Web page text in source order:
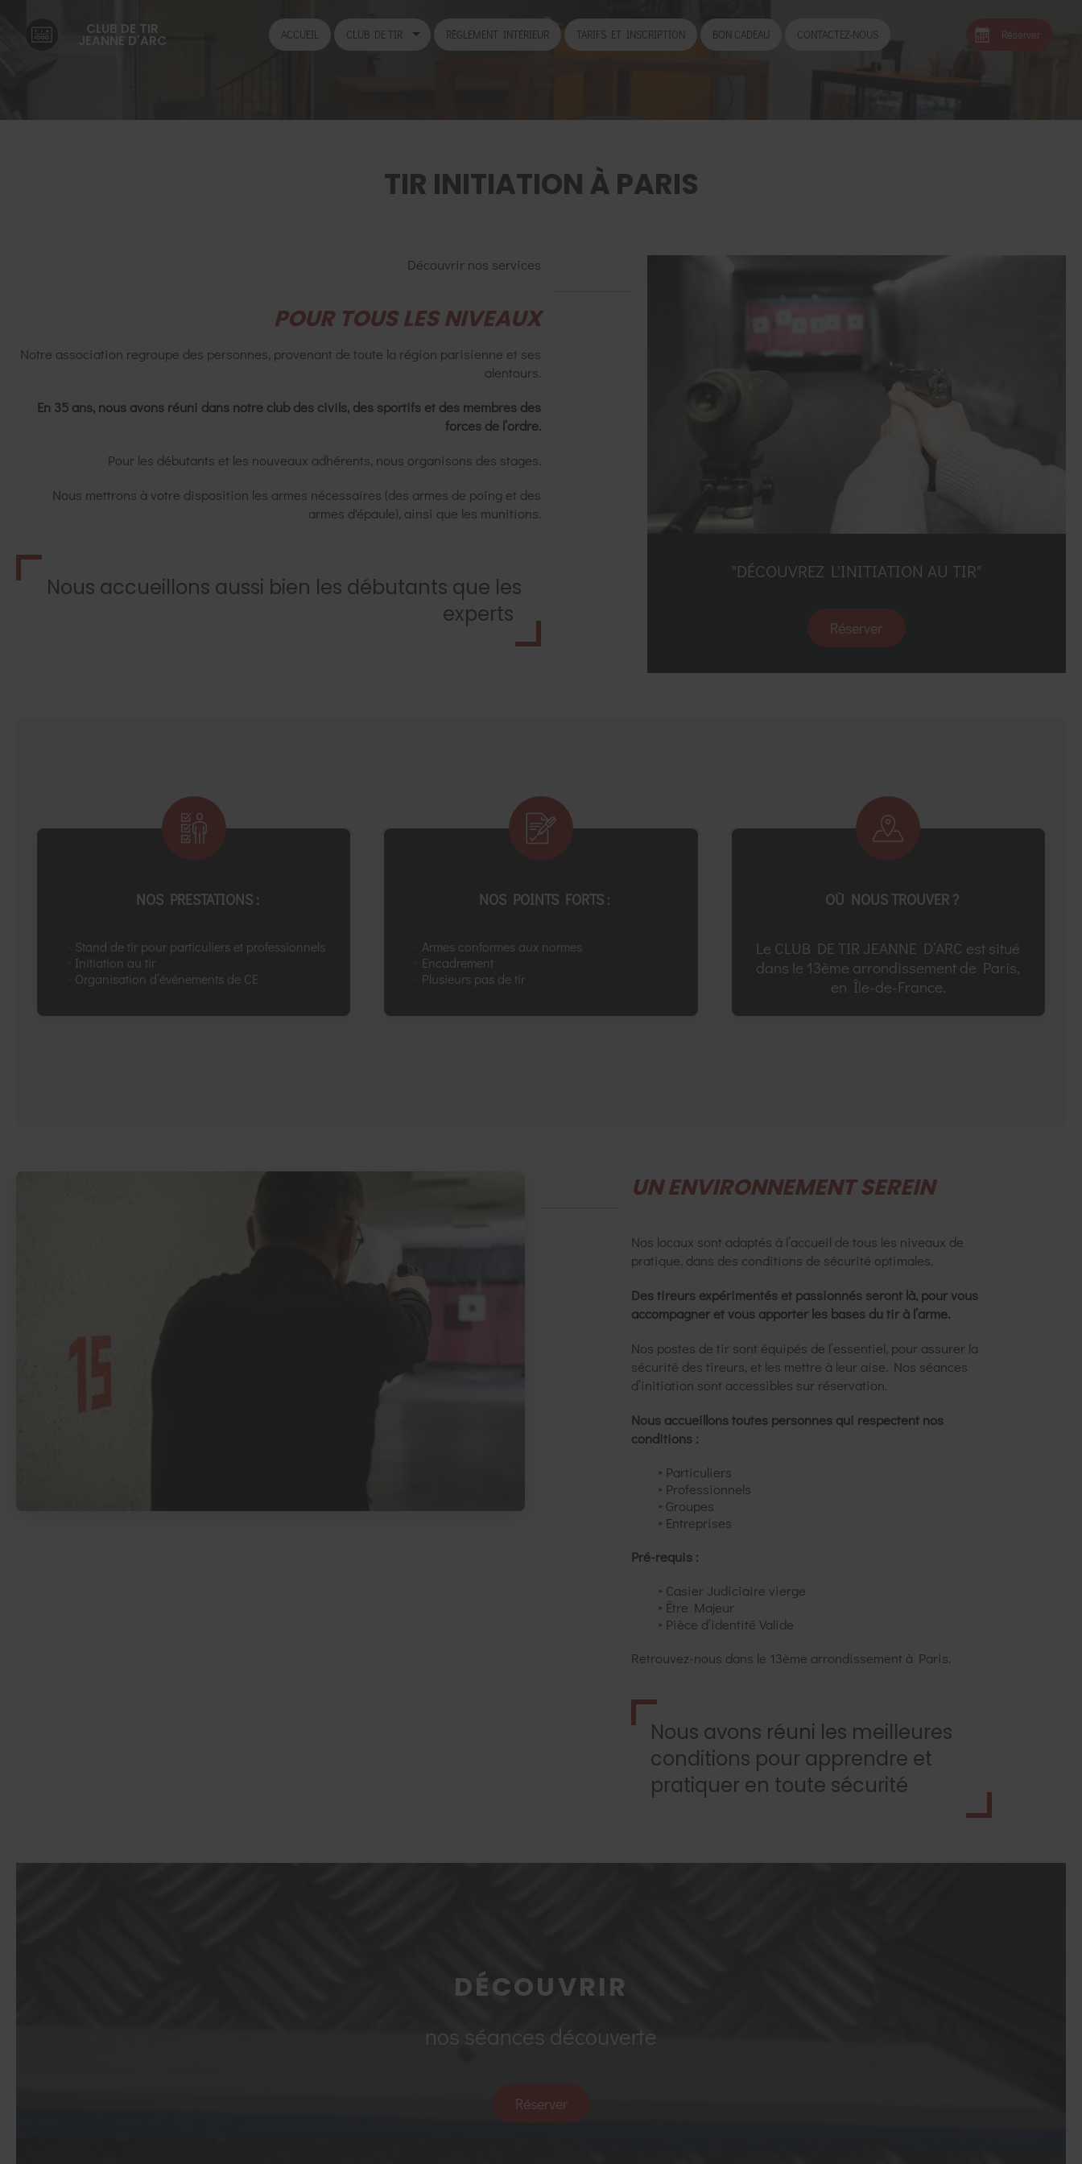
CLUB DE TIR
JEANNE D'ARC ACCUEIL CLUB DE TIR RÈGLEMENT INTÉRIEUR TARIFS ET INSCRIPTION BON CADEAU CONTACTEZ-NOUS Réserver
TIR INITIATION À PARIS
Découvrir nos services
POUR TOUS LES NIVEAUX
Notre association regroupe des personnes, provenant de toute la région parisienne et ses
alentours.
En 35 ans, nous avons réuni dans notre club des civils, des sportifs et des membres des
forces de l’ordre.
Pour les débutants et les nouveaux adhérents, nous organisons des stages.
Nous mettrons à votre disposition les armes nécessaires (des armes de poing et des
armes d'épaule), ainsi que les munitions.
Nous accueillons aussi bien les débutants que les
experts
"DÉCOUVREZ L'INITIATION AU TIR"
Réserver
NOS PRESTATIONS :
Stand de tir pour particuliers et professionnels
Initiation au tir
Organisation d’événements de CE
NOS POINTS FORTS :
Armes conformes aux normes
Encadrement
Plusieurs pas de tir
OÙ NOUS TROUVER ?
Le CLUB DE TIR JEANNE D’ARC est situé
dans le 13ème arrondissement de Paris,
en Île-de-France.
UN ENVIRONNEMENT SEREIN
Nos locaux sont adaptés à l’accueil de tous les niveaux de
pratique, dans des conditions de sécurité optimales.
Des tireurs expérimentés et passionnés seront là, pour vous
accompagner et vous apporter les bases du tir à l’arme.
Nos postes de tir sont équipés de l’essentiel, pour assurer la
sécurité des tireurs, et les mettre à leur aise. Nos séances
d’initiation sont accessibles sur réservation.
Nous accueillons toutes personnes qui respectent nos
conditions :
Particuliers
Professionnels
Groupes
Entreprises
Pré-requis :
Casier Judiciaire vierge
Être Majeur
Pièce d’identité Valide
Retrouvez-nous dans le 13ème arrondissement à Paris.
Nous avons réuni les meilleures
conditions pour apprendre et
pratiquer en toute sécurité
DÉCOUVRIR
nos séances découverte
Réserver